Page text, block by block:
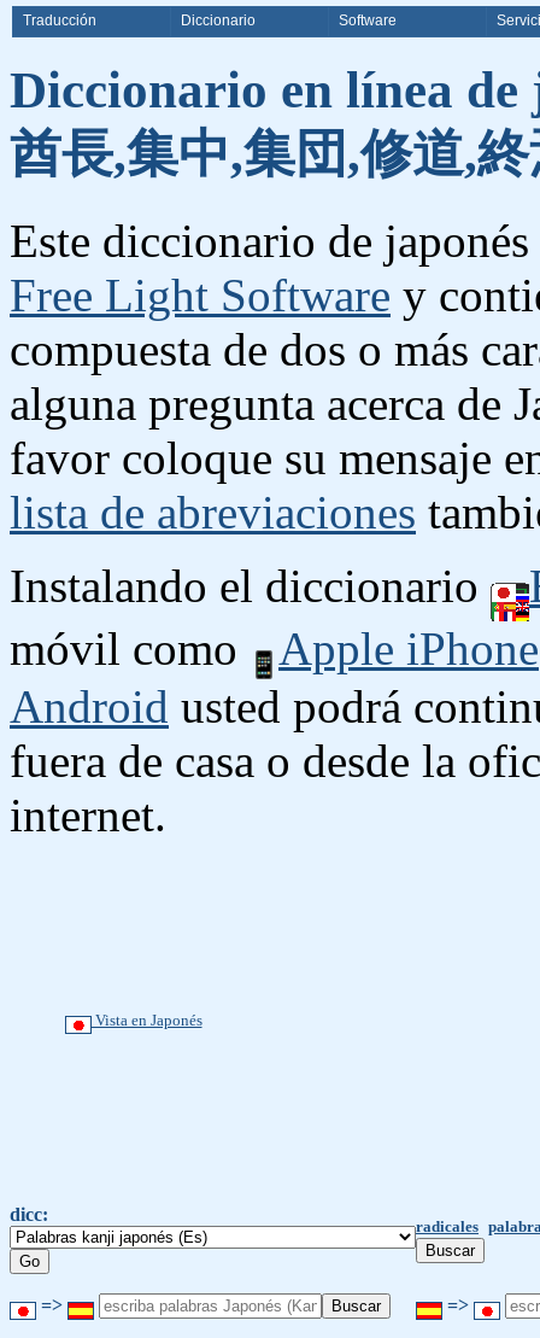
Traducción Diccionario Software
Diccionario en línea
酋長,集中,集団,修道,
Este diccionario de
Free Light Software y
compuesta de dos o más
alguna pregunta acerca de
favor coloque su mensaje
lista de abreviaciones
Instalando el diccionario
móvil como
Apple iPhone
Android usted podrá
fuera de casa o desde la
internet.
Vista en Japonés
dicc:
radicales
=> =>